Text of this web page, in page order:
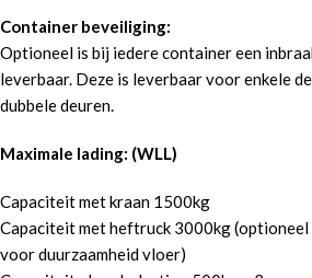
Container beveiliging:
Optioneel is bij iedere container een
leverbaar. Deze is leverbaar voor enkele
dubbele deuren.
Maximale lading: (WLL)
Capaciteit met kraan 1500kg
Capaciteit met heftruck 3000kg
voor duurzaamheid vloer)